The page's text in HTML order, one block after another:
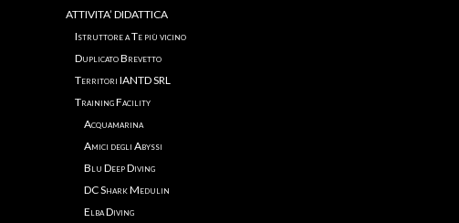
ATTIVITA’ DIDATTICA
Istruttore a Te più vicino
Duplicato Brevetto
Territori IANTD SRL
Training Facility
Acquamarina
Amici degli Abyssi
Blu Deep Diving
DC Shark Medulin
Elba Diving